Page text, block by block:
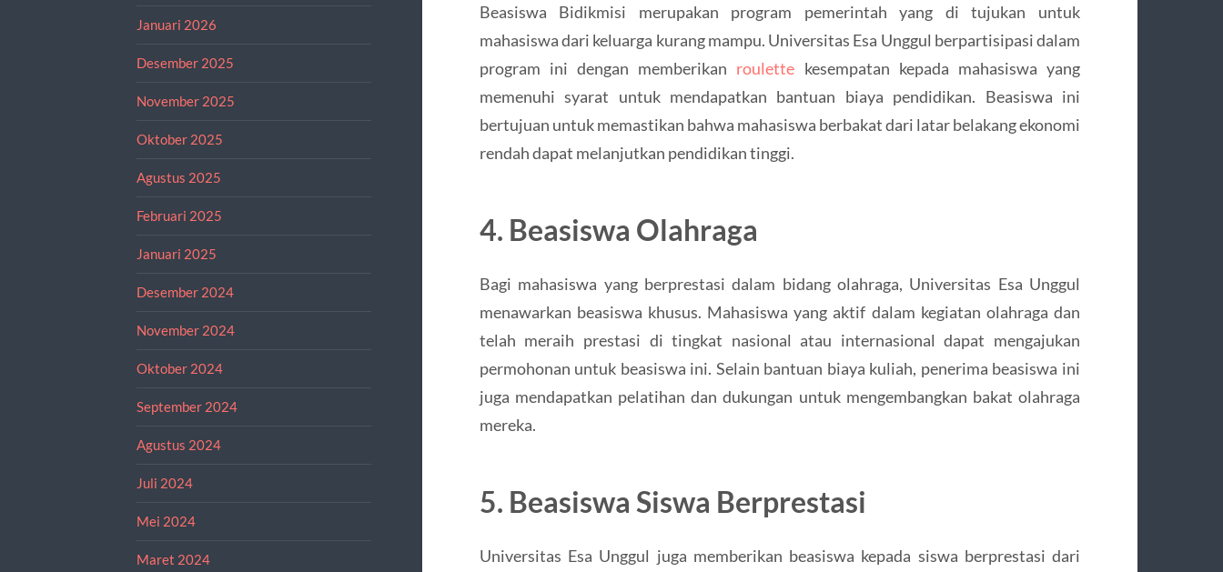
Januari 2026
Desember 2025
November 2025
Oktober 2025
Agustus 2025
Februari 2025
Januari 2025
Desember 2024
November 2024
Oktober 2024
September 2024
Agustus 2024
Juli 2024
Mei 2024
Maret 2024
Beasiswa Bidikmisi merupakan program pemerintah yang di tujukan untuk
mahasiswa dari keluarga kurang mampu. Universitas Esa Unggul berpartisipasi dalam
program ini dengan memberikan roulette kesempatan kepada mahasiswa yang
memenuhi syarat untuk mendapatkan bantuan biaya pendidikan. Beasiswa ini
bertujuan untuk memastikan bahwa mahasiswa berbakat dari latar belakang ekonomi
rendah dapat melanjutkan pendidikan tinggi.
4. Beasiswa Olahraga
Bagi mahasiswa yang berprestasi dalam bidang olahraga, Universitas Esa Unggul
menawarkan beasiswa khusus. Mahasiswa yang aktif dalam kegiatan olahraga dan
telah meraih prestasi di tingkat nasional atau internasional dapat mengajukan
permohonan untuk beasiswa ini. Selain bantuan biaya kuliah, penerima beasiswa ini
juga mendapatkan pelatihan dan dukungan untuk mengembangkan bakat olahraga
mereka.
5. Beasiswa Siswa Berprestasi
Universitas Esa Unggul juga memberikan beasiswa kepada siswa berprestasi dari